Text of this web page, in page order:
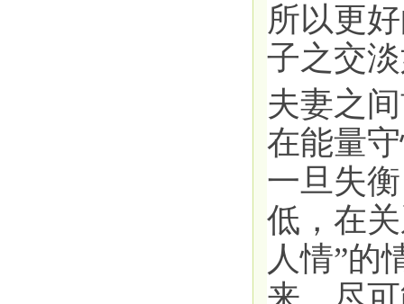
所以更
子之交
夫妻之
在能量
一旦失
低，在
人情”的